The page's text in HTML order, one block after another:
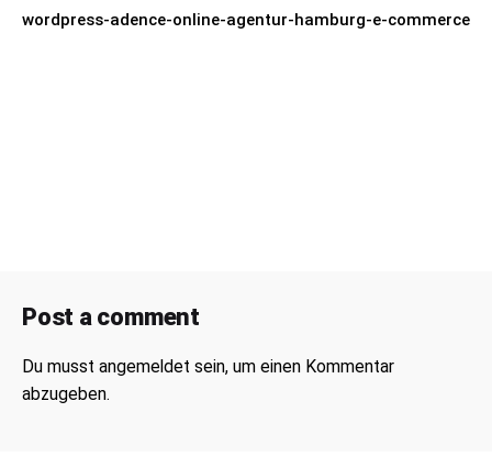
wordpress-adence-online-agentur-hamburg-e-commerce
Post a comment
Du musst angemeldet sein, um einen Kommentar
abzugeben.